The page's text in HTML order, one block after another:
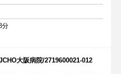
分
大阪病院/2719600021-012